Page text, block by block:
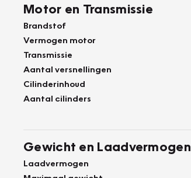
Motor en Transmissie
Brandstof
Vermogen motor
Transmissie
Aantal versnellingen
Cilinderinhoud
Aantal cilinders
Gewicht en Laadvermogen
Laadvermogen